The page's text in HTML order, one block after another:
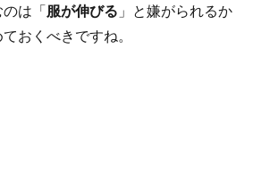
は「服が伸びる 」と嫌がられるか
おくべきですね。